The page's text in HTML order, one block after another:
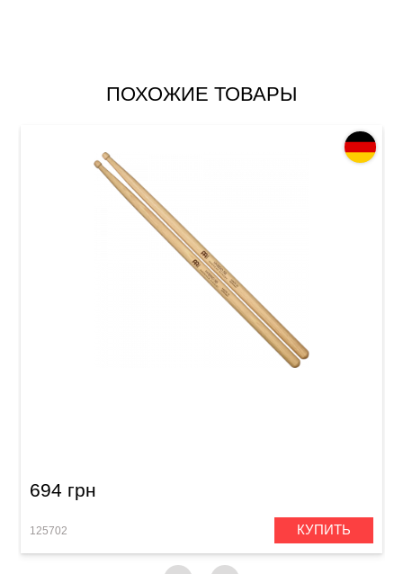
ПОХОЖИЕ ТОВАРЫ
694 грн
125702 КУПИТЬ